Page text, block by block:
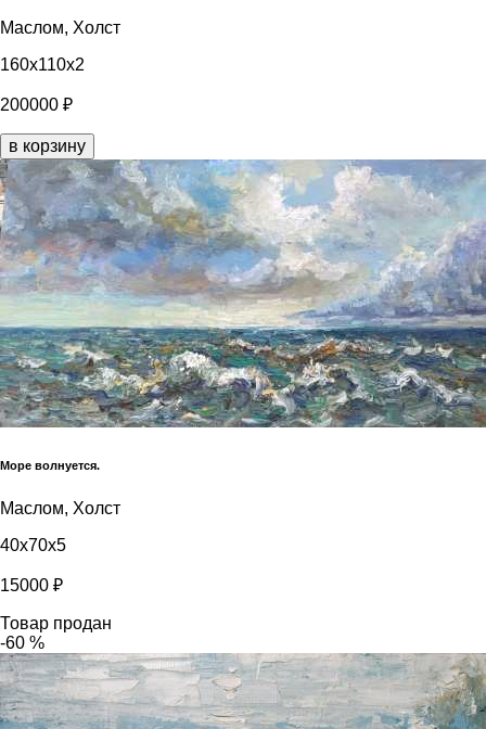
Маслом, Холст
160x110x2
200000 ₽
в корзину
Море волнуется.
Маслом, Холст
40x70x5
15000 ₽
Товар продан
-60 %